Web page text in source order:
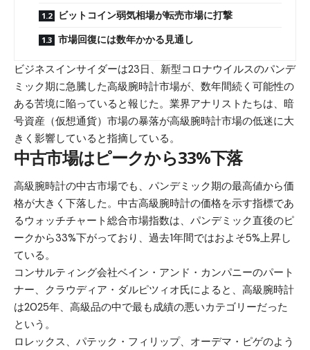
ビットコイン弱気相場が転売市場に打撃
市場回復には数年かかる見通し
ビジネスインサイダーは23日、新型コロナウイルスのパンデ
ミック期に急騰した高級腕時計市場が、数年間続く可能性の
ある苦境に陥っていると報じた。業界アナリストたちは、暗
号資産（仮想通貨）市場の暴落が高級腕時計市場の低迷に大
きく影響していると指摘している。
中古市場はピークから33%下落
高級腕時計の中古市場でも、パンデミック期の最高値から価
格が大きく下落した。中古高級腕時計の価格を示す指標であ
るウォッチチャート総合市場指数は、パンデミック直後のピ
ークから33%下がっており、過去1年間ではおよそ5%上昇し
ている。
コンサルティング会社ベイン・アンド・カンパニーのパート
ナー、クラウディア・ダルピツィオ氏によると、高級腕時計
は2025年、高級品の中で最も成績の悪いカテゴリーだった
という。
ロレックス、パテック・フィリップ、オーデマ・ピゲのよう